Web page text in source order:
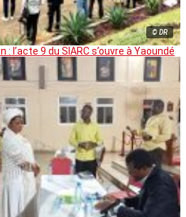
© DR
: l’acte 9 du SIARC s’ouvre à Yaoundé